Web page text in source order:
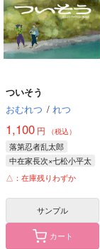
ついそう
おむれつ / れつ
1,100 円 （税込）
落第忍者乱太郎
中在家長次×七松小平太
中在家長次
△：在庫残りわずか
サンプル
カート